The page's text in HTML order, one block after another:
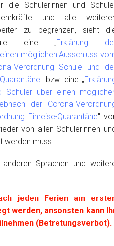
die Schülerinnen und
und alle
zu begrenzen, sieht
eine „Erklärung
möglichen Ausschluss
Verordnung Schule und
" bzw. eine „
Schüler über einen
der Corona-
Einreise-Quarantäne"
von allen Schülerinnen
werden muss.
anderen Sprachen und
jeden Ferien am
werden, ansonsten kann
(Betretungsverbot).